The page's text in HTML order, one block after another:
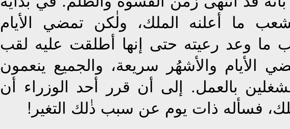
ما أعلنه الملك، ولٰكن تمضي الأيام
ما وعد رعيته حتى إنها أطلقت عليه لقب
الأيام والأشهُر سريعة، والجميع ينعمون
بالعمل. إلى أن قرر أحد الوزراء أن
فسأله ذات يوم عن سبب ذٰلك التغير!